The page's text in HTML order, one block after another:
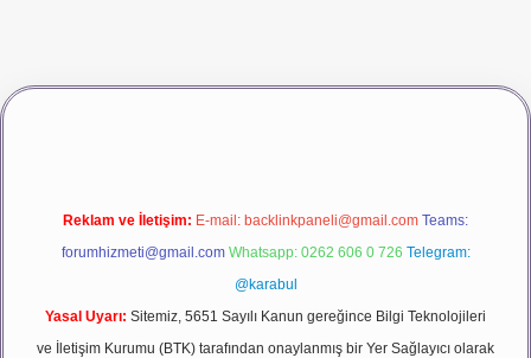
girişbetexper
Reklam ve İletişim: E-mail: backlinkpaneli@gmail.com Teams:
forumhizmeti@gmail.com Whatsapp: 0262 606 0 726 Telegram:
@karabul
Yasal Uyarı: Sitemiz, 5651 Sayılı Kanun gereğince Bilgi Teknolojileri
ve İletişim Kurumu (BTK) tarafından onaylanmış bir Yer Sağlayıcı olarak